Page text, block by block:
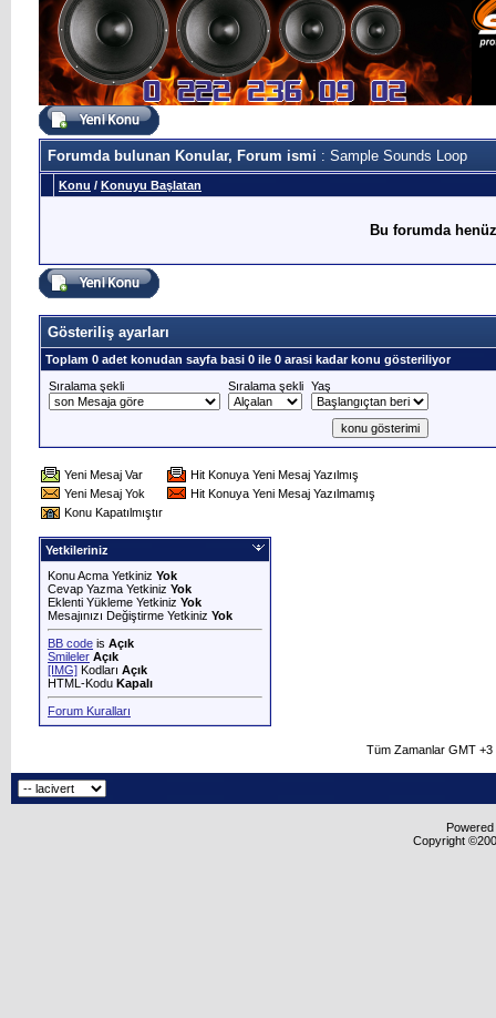
Forumda bulunan Konular, Forum ismi : Sample Sounds Loop
Konu / Konuyu Başlatan
Bu forumda
Gösteriliş ayarları
Toplam 0 adet konudan sayfa basi 0 ile 0 arasi kadar konu gösteriliyor
Sıralama şekli
Sıralama şekli Yaş
Yeni Mesaj Var
Hit Konuya Yeni Mesaj Yazılmış
Yeni Mesaj Yok
Hit Konuya Yeni Mesaj Yazılmamış
Konu Kapatılmıştır
Yetkileriniz
Konu Acma Yetkiniz Yok
Cevap Yazma Yetkiniz Yok
Eklenti Yükleme Yetkiniz Yok
Mesajınızı Değiştirme Yetkiniz Yok
BB code is Açık
Smileler Açık
[IMG] Kodları Açık
HTML-Kodu Kapalı
Forum Kuralları
Tüm Zamanlar GMT
Copyright